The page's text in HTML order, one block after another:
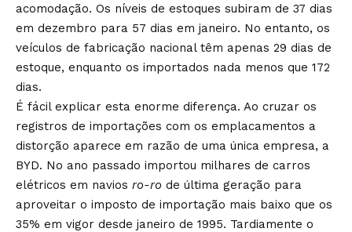
acomodação. Os níveis de estoques subiram de 37 dias
em dezembro para 57 dias em janeiro. No entanto, os
veículos de fabricação nacional têm apenas 29 dias de
estoque, enquanto os importados nada menos que 172
dias.
É fácil explicar esta enorme diferença. Ao cruzar os
registros de importações com os emplacamentos a
distorção aparece em razão de uma única empresa, a
BYD. No ano passado importou milhares de carros
elétricos em navios ro-ro de última geração para
aproveitar o imposto de importação mais baixo que os
35% em vigor desde janeiro de 1995. Tardiamente o